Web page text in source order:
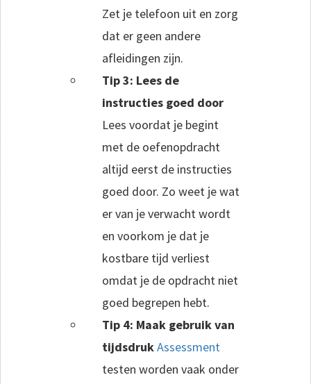
Zet je telefoon uit en zorg
dat er geen andere
afleidingen zijn.
Tip 3: Lees de
instructies goed door
Lees voordat je begint
met de oefenopdracht
altijd eerst de instructies
goed door. Zo weet je wat
er van je verwacht wordt
en voorkom je dat je
kostbare tijd verliest
omdat je de opdracht niet
goed begrepen hebt.
Tip 4: Maak gebruik van
tijdsdrukAssessment
testen worden vaak onder